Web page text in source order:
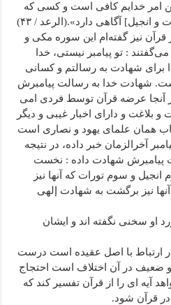
امر خدایم کافی است و کسی که
انجیل] آگاهی دارد».(الرعد / ۴۳)
قرآن نیز گفته‌ام این سوره مکی و
: تو پیامبر نیستی، خدا
برای شهادت به رسالتم و کسانی
شهادت خدا به رسالت پیامبرش
آنجا عرضه قرآن توسط فردی امی
بلاغت و دارای اخبار غیبی و دیگر
همان علمای یهود و نصاری است
آخرالزمان خبر داده، در نتیجه
پیامبرش شهادت داده : نخست
و سوم تورات که آنها نیز
نیز برگشت به شهادت إلهی
او سخنی نگفته اند و ایشان
در ارتباط با اصل عقیده است درست
ضعیف در آن اختلاف است احتجاج
آیه ای را از قرآن تفسیر کند که
قرآن شود.